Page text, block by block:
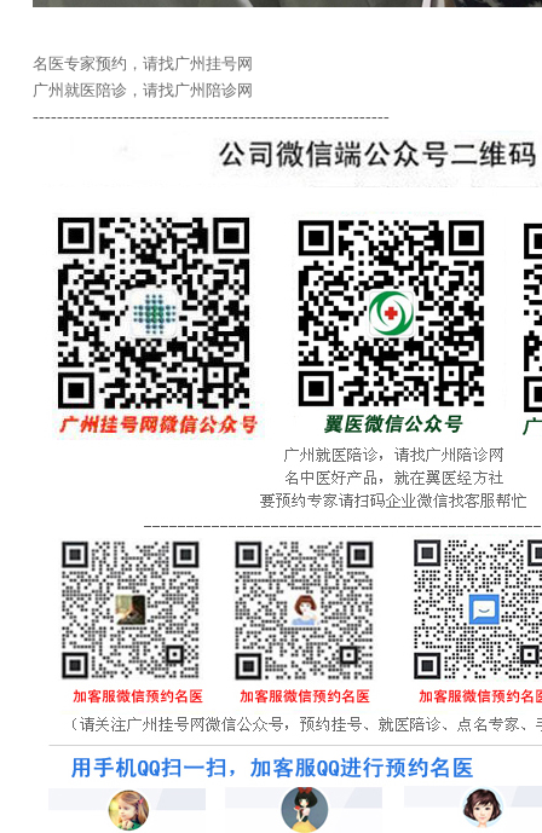
名医专家预约，请找广州挂号网
广州就医陪诊，请找广州陪诊网
-----------------------------------------------------------